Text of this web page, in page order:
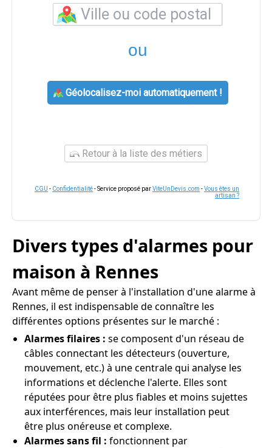
ou
Géolocalisez-moi automatiquement !
Retour à la liste des métiers
CGU - Confidentialité- Service proposé parViteUnDevis.com -Vous êtes un
artisan ?
Divers types d'alarmes pour
maison à Rennes
Avant même de penser à l'installation d'une alarme à
Rennes, il est indispensable de connaître les
différentes options présentes sur le marché :
Alarmes filaires : se composent d'un réseau de
câbles connectant les détecteurs (ouverture,
mouvement, etc.) à une centrale qui analyse les
informations et déclenche l'alerte. Elles sont
réputées pour être plus fiables et moins sujettes
aux interférences, mais leur installation peut
être plus onéreuse et complexe.
Alarmes sans fil : fonctionnent par